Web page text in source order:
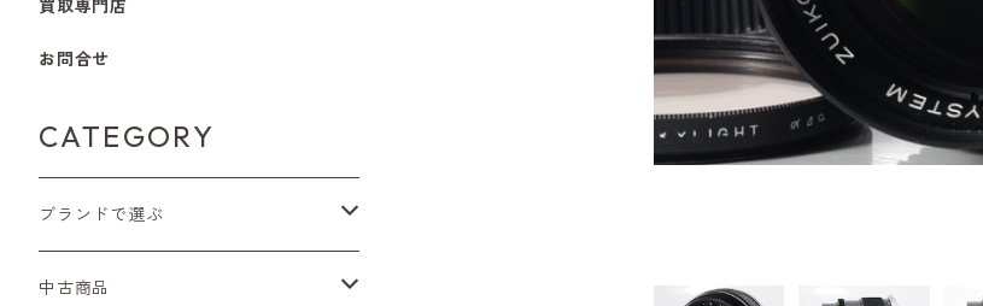
買取専門店
お問合せ
CATEGORY
ブランドで選ぶ
Nikon（ニコン）
中古商品